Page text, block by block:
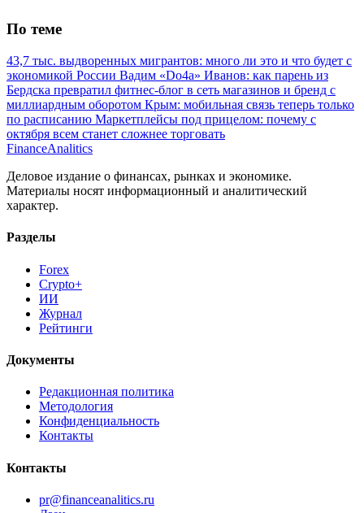
По теме
43,7 тыс. выдворенных мигрантов: много ли это и что будет с
экономикой России Вадим «Do4a» Иванов: как парень из
Бердска превратил фитнес-блог в сеть магазинов и бренд с
миллиардным оборотом Крым: мобильная связь теперь только
по расписанию Маркетплейсы под прицелом: почему с
октября всем станет сложнее торговать
FinanceAnalitics
Деловое издание о финансах, рынках и экономике.
Материалы носят информационный и аналитический
характер.
Разделы
Forex
Crypto+
ИИ
Журнал
Рейтинги
Документы
Редакционная политика
Методология
Конфиденциальность
Контакты
Контакты
pr@financeanalitics.ru